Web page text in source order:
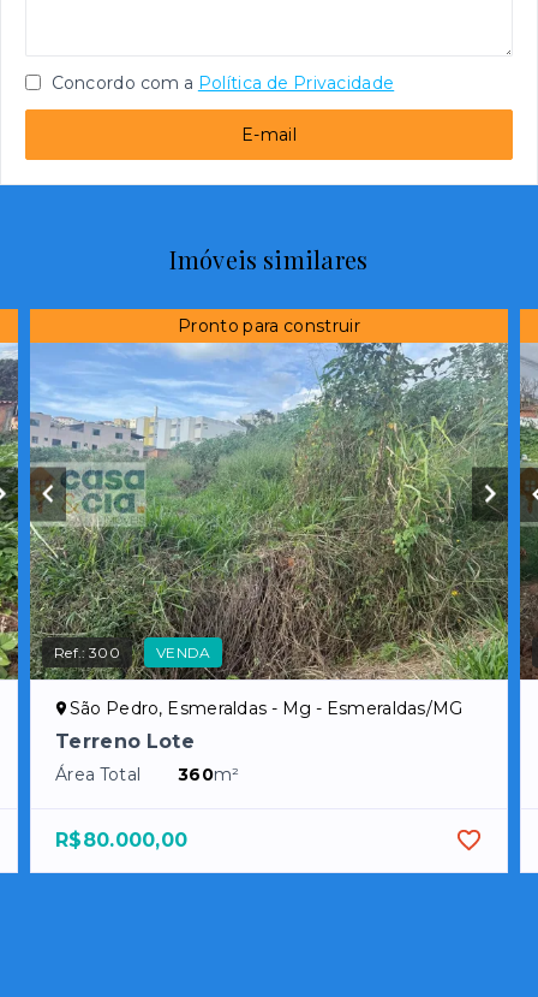
Concordo com a Política de Privacidade
E-mail
Imóveis similares
Pronto para construir
Ref.:300 VENDA
São Pedro, Esmeraldas - Mg - Esmeraldas/MG
Terreno Lote
Área Total 360m²
R$80.000,00